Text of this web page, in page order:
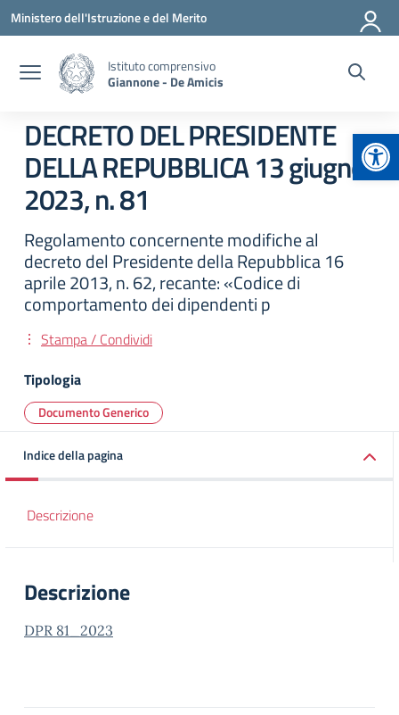
Vai ai contenuti
Vai al menu di navigazione
Vai al footer
Ministero dell'Istruzione e del Merito
Istituto comprensivo
Giannone - De Amicis
DECRETO DEL PRESIDENTE
DELLA REPUBBLICA 13 giugno
2023, n. 81
Regolamento concernente modifiche al
decreto del Presidente della Repubblica 16
aprile 2013, n. 62, recante: «Codice di
comportamento dei dipendenti p
Stampa / Condividi
Tipologia
Documento Generico
Indice della pagina
Descrizione
Descrizione
DPR 81_2023